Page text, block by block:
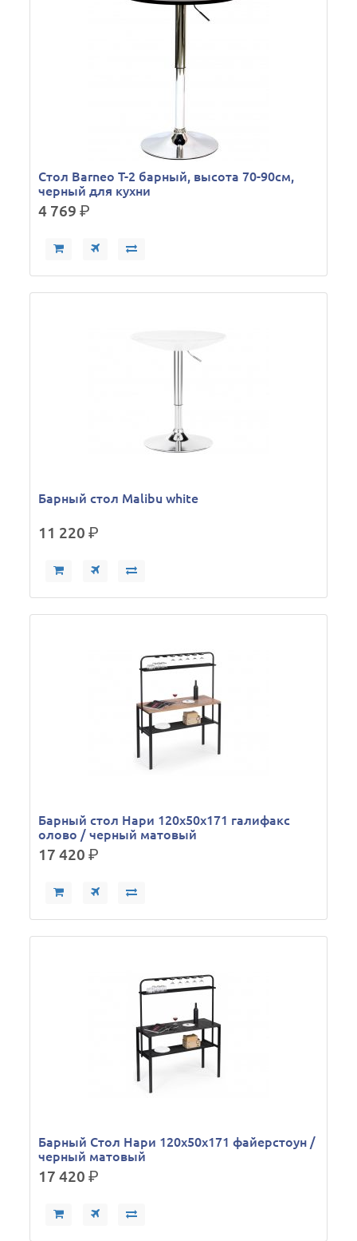
Стол Barneo T-2 барный, высота 70-90см,
черный для кухни
4 769р.
Барный стол Malibu white
11 220р.
Барный стол Нари 120х50х171 галифакс
олово / черный матовый
17 420р.
Барный Стол Нари 120х50х171 файерстоун /
черный матовый
17 420р.